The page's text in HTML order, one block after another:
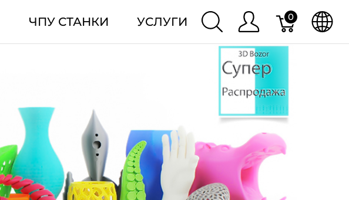
ЧПУ СТАНКИ УСЛУГИ 0